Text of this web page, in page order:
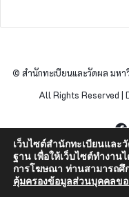
© สำนักทะเบียนและวัดผล ม
All Rights Reserved |
เว็บไซต์สำนักทะเบียนและ
ฐาน เพื่อให้เว็บไซต์ทำงาน
การโฆษณา ท่านสามารถศึ
คุ้มครองข้อมูลส่วนบุคคลข